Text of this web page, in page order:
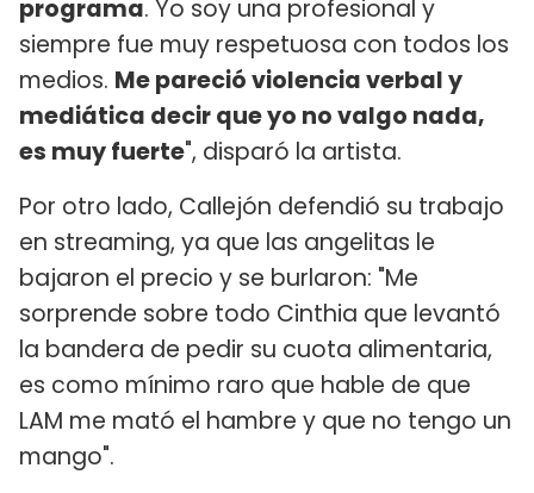
programa. Yo soy una profesional y
siempre fue muy respetuosa con todos los
medios. Me pareció violencia verbal y
mediática decir que yo no valgo nada,
es muy fuerte", disparó la artista.
Por otro lado, Callejón defendió su trabajo
en streaming, ya que las angelitas le
bajaron el precio y se burlaron: "Me
sorprende sobre todo Cinthia que levantó
la bandera de pedir su cuota alimentaria,
es como mínimo raro que hable de que
LAM me mató el hambre y que no tengo un
mango".